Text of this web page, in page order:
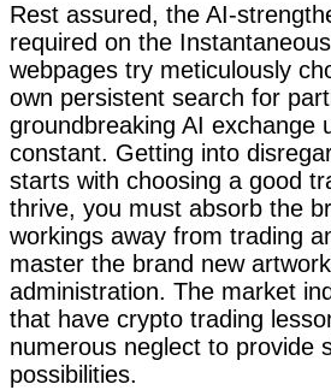
Rest assured, the AI-
required on the Instantaneous
webpages try meticulously
own persistent search for
groundbreaking AI exchange
constant. Getting into
starts with choosing a good
thrive, you must absorb the
workings away from trading
master the brand new
administration. The market
that have crypto trading
numerous neglect to provide
possibilities.